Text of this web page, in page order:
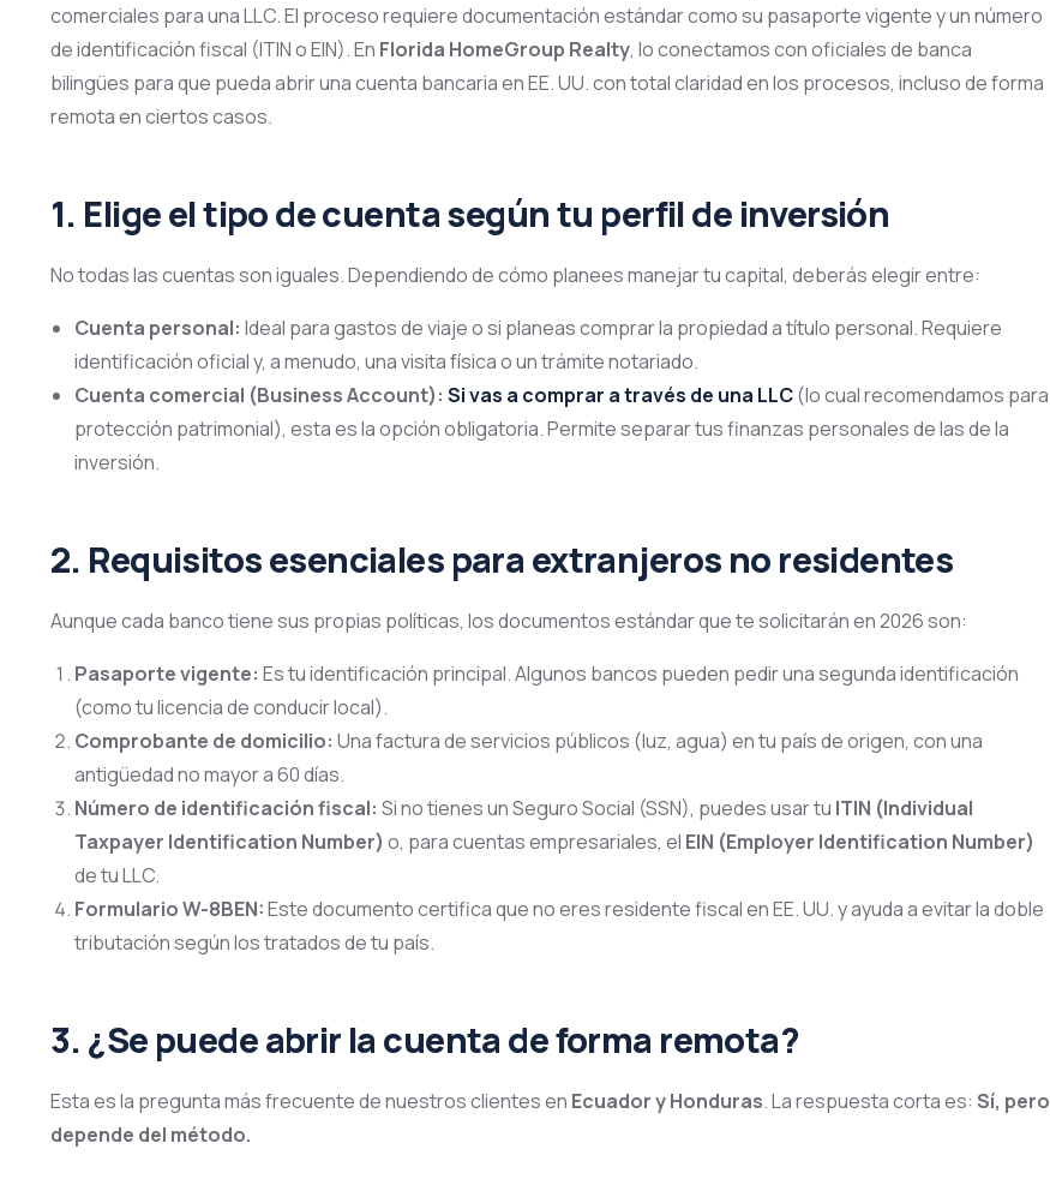
comerciales para una LLC.El proceso requiere documentación estándar como su pasaporte vigente y un número
de identificación fiscal (ITIN o EIN). En Florida HomeGroup Realty, lo conectamos con oficiales de banca
bilingües para que pueda abrir una cuenta bancaria en EE.UU. con total claridad en los procesos, incluso de forma
remota en ciertos casos.
1. Elige el tipo de cuenta según tu perfil de inversión
No todas las cuentas son iguales. Dependiendo de cómo planees manejar tu capital, deberás elegir entre:
Cuenta personal: Ideal para gastos de viaje o si planeas comprar la propiedad a título personal. Requiere
identificación oficial y, a menudo, una visita física o un trámite notariado.
Cuenta comercial (Business Account): Si vas a comprar a través de una LLC(lo cual recomendamos para
protección patrimonial), esta es la opción obligatoria. Permite separar tus finanzas personales de las de la
inversión.
2. Requisitos esenciales para extranjeros no residentes
Aunque cada banco tiene sus propias políticas, los documentos estándar que te solicitarán en 2026 son:
Pasaporte vigente: Es tu identificación principal. Algunos bancos pueden pedir una segunda identificación
(como tu licencia de conducir local).
Comprobante de domicilio: Una factura de servicios públicos (luz, agua) en tu país de origen, con una
antigüedad no mayor a 60 días.
Número de identificación fiscal: Si no tienes un Seguro Social (SSN), puedes usar tu ITIN (Individual
Taxpayer Identification Number) o, para cuentas empresariales, el EIN (Employer Identification Number)
de tu LLC.
Formulario W-8BEN:Este documento certifica que no eres residente fiscal en EE. UU. y ayuda a evitar la doble
tributación según los tratados de tu país.
3. ¿Se puede abrir la cuenta de forma remota?
Esta es la pregunta más frecuente de nuestros clientes en Ecuador y Honduras. La respuesta corta es: Sí, pero
depende del método.